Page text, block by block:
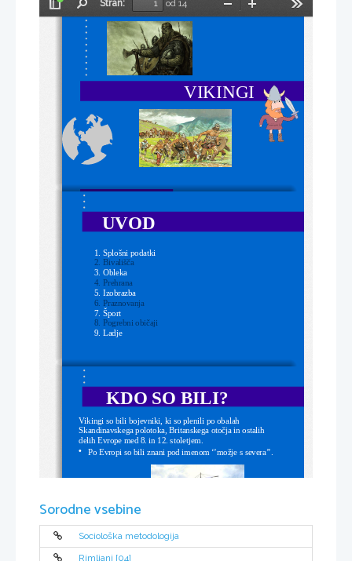
Preklopi
stransko
Stran:
od 14
Pomanjšaj
VIKINGI
UVOD
1. Splošni podatki
2. Bivališča
3. Obleka
4. Prehrana
5. Izobrazba
6. Praznovanja
7. Šport
8. Pogrebni običaji
9. Ladje
Vikingi so bili bojevniki, ki so plenili po obalah
Skandinavskega polotoka, Britanskega otočja in ostalih
delih Evrope med 8. in 12. stoletjem.
•
Po Evropi so bili znani pod imenom ‘’možje s severa’’.
KDO SO BILI?
Sorodne vsebine
Sociološka metodologija
Rimljani [04]